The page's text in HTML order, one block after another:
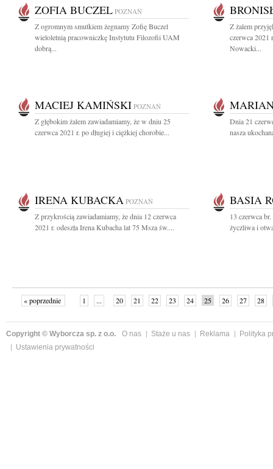
ZOFIA BUCZEL POZNAŃ
Z ogromnym smutkiem żegnamy Zofię Buczel
wieloletnią pracowniczkę Instytutu Filozofii UAM
dobrą...
Z żalem
czerwca 2021
Nowacki...
MACIEJ KAMIŃSKI POZNAŃ
Z głębokim żalem zawiadamiamy, że w dniu 25
czerwca 2021 r. po długiej i ciężkiej chorobie...
Dnia 21
nasza
IRENA KUBACKA POZNAŃ
Z przykrością zawiadamiamy, że dnia 12 czerwca
2021 r. odeszła Irena Kubacha lat 75 Msza św....
BASIA
13 czerwca
życzliwa i
« poprzednie 1 ... 20 21 22 23 24 25 26 27
28
Copyright © Wyborcza sp. z o.o. O nas Staże u nas Reklama
Polityka
Ustawienia prywatności